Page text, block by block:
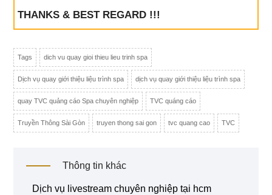
THANKS & BEST REGARD !!!
Tags dich vu quay gioi thieu lieu trinh spa
Dịch vụ quay giới thiệu liệu trình spa dịch vụ quay giới thiệu liệu trình spa
quay TVC quảng cáo Spa chuyên nghiệp TVC quáng cáo
Truyền Thông Sài Gòn truyen thong sai gon tvc quang cao TVC
Thông tin khác
dịch vụ livestream chuyên nghiệp tại hcm